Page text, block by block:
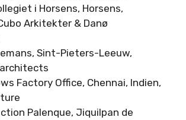
i Horsens, Horsens,
Arkitekter & Danø
Sint-Pieters-Leeuw,
architects
Factory Office, Chennai, Indien,
Palenque, Jiquilpan de